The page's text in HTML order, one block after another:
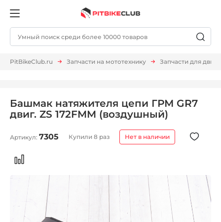
PitBikeClub.ru Запчасти на мототехнику Запчасти для
Башмак натяжителя цепи ГРМ GR7
двиг. ZS 172FMM (воздушный)
Артикул: 7305 Купили 8 раз Нет в наличии